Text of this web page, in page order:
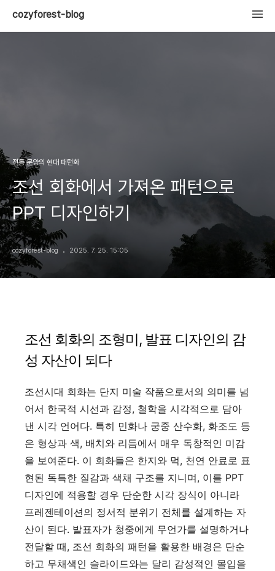
cozyforest-blog
전통 문양의 현대 패턴화
조선 회화에서 가져온 패턴으로
PPT 디자인하기
cozyforest-blog 2025. 7. 25. 15:05
조선 회화의 조형미, 발표 디자인의 감
성 자산이 되다
조선시대 회화는 단지 미술 작품으로서의 의미를 넘
어서 한국적 시선과 감정, 철학을 시각적으로 담아
낸 시각 언어다. 특히 민화나 궁중 산수화, 화조도 등
은 형상과 색, 배치와 리듬에서 매우 독창적인 미감
을 보여준다. 이 회화들은 한지와 먹, 천연 안료로 표
현된 독특한 질감과 색채 구조를 지니며, 이를 PPT
디자인에 적용할 경우 단순한 시각 장식이 아니라
프레젠테이션의 정서적 분위기 전체를 설계하는 자
산이 된다. 발표자가 청중에게 무언가를 설명하거나
전달할 때, 조선 회화의 패턴을 활용한 배경은 단순
하고 무채색인 슬라이드와는 달리 감성적인 몰입을